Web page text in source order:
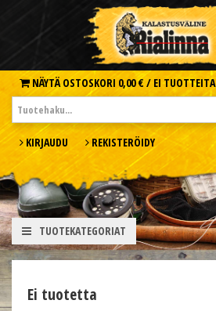
NÄYTÄ OSTOSKORI 0,00 € / EI TUOTTEITA
KIRJAUDU REKISTERÖIDY
TUOTEKATEGORIAT
Ei tuotetta